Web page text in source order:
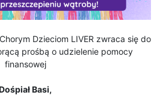
Dzieciom LIVER zwraca się do
prośbą o udzielenie pomocy
finansowej
Basi,